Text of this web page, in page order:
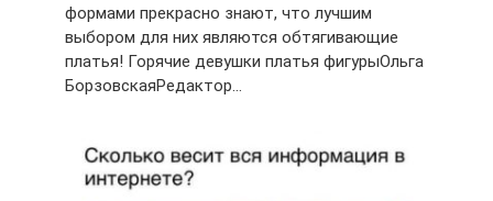
формами прекрасно знают, что лучшим
выбором для них являются обтягивающие
платья! Горячие девушки платья фигурыОльга
БорзовскаяРедактор…